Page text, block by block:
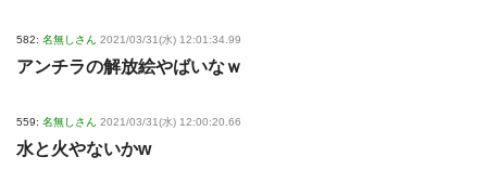
582: 名無しさん 2021/03/31(水) 12:01:34.99
アンチラの解放絵やばいなｗ
559: 名無しさん 2021/03/31(水) 12:00:20.66
水と火やないかw